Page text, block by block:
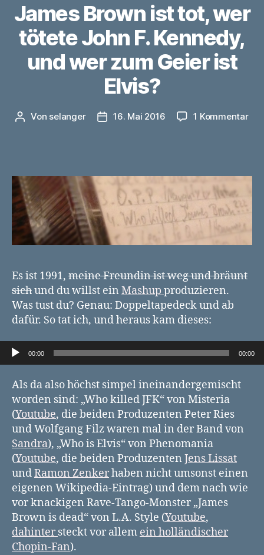
James Brown ist tot, wer
tötete John F. Kennedy,
und wer zum Geier ist
Elvis?
Beitragsautor
Von selanger Veröffentlichungsdatum
16. Mai 2016 1 Kommentarzu
und
Es ist 1991, meine Freundin ist weg und bräunt
sichund du willst ein Mashup produzieren.
Was tust du? Genau: Doppeltapedeck und ab
dafür. So tat ich, und heraus kam dieses:
Audio-Player
00:00 00:00
Als da also höchst simpel ineinandergemischt
worden sind: „Who killed JFK“ von Misteria
(Youtube, die beiden Produzenten Peter Ries
und Wolfgang Filz waren mal in der Band von
Sandra), „Who is Elvis“ von Phenomania
(Youtube, die beiden Produzenten Jens Lissat
undRamon Zenkerhaben nicht umsonst einen
eigenen Wikipedia-Eintrag) und dem nach wie
vor knackigen Rave-Tango-Monster „James
Brown is dead“ von L.A. Style (Youtube,
dahinter steckt vor allem ein holländischer
Chopin-Fan).